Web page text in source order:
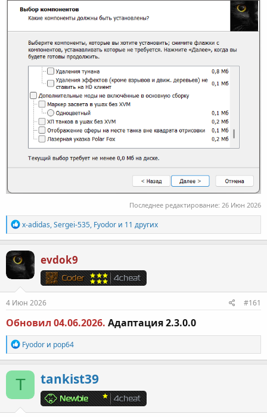
Последнее редактирование: 26 Июн 2026
Р
е
а
к
ц
и
и
:
x-adidas,Sergei-535, Fyodor и 11 других
evdok9
4 Июн 2026 #161
Обновил 04.06.2026. Адаптация 2.3.0.0
Р
е
а
к
ц
и
:
Fyodor и pop64
T tankist39